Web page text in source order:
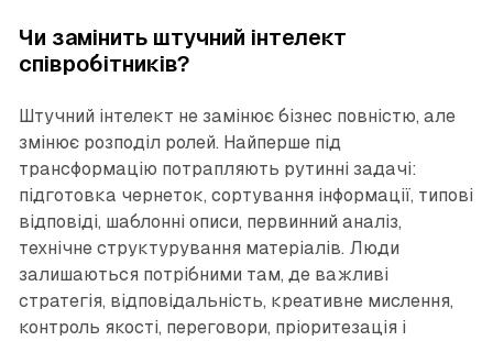
Чи замінить штучний інтелект
співробітників?
Штучний інтелект не замінює бізнес повністю, але
змінює розподіл ролей. Найперше під
трансформацію потрапляють рутинні задачі:
підготовка чернеток, сортування інформації, типові
відповіді, шаблонні описи, первинний аналіз,
технічне структурування матеріалів. Люди
залишаються потрібними там, де важливі
стратегія, відповідальність, креативне мислення,
контроль якості, переговори, пріоритезація і